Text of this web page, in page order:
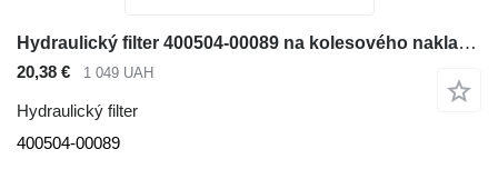
Hydraulický filter 400504-00089 na kolesového nakladača Doosan SD300N
20,38 € 1 049 UAH
Hydraulický filter
400504-00089